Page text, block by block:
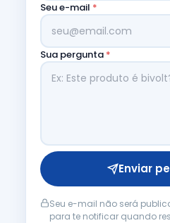
Seu e-mail *
Sua pergunta *
Enviar
Seu e-mail não será
para te notificar quando